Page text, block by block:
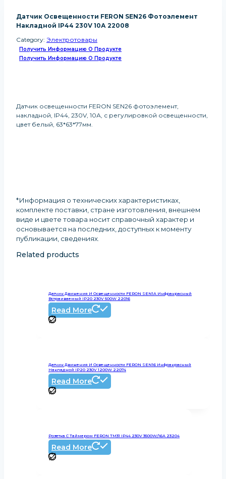
Датчик Освещенности FERON SEN26 Фотоэлемент
Накладной IP44 230V 10А 22008
Category: Электротовары
Получить Информацию О Продукте
Получить Информацию О Продукте
Датчик освещенности FERON SEN26 фотоэлемент,
накладной, IP44, 230V, 10А, с регулировкой освещенности,
цвет белый, 63*63*77мм.
*Информация о технических характеристиках,
комплекте поставки, стране изготовления, внешнем
виде и цвете товара носит справочный характер и
основывается на последних, доступных к моменту
публикации, сведениях.
Related products
Датчик Движения И Освещенности FERON SEN1A Инфракрасный
Встраиваемый IP20 230V 500W 22016
Read More
Датчик Движения И Освещенности FERON SEN16 Инфракрасный
Накладной IP20 230V 1200W 22074
Read More
Розетка С Таймером FERON TM31 IP44 230V 3500W/16А 23204
Read More